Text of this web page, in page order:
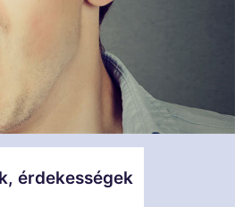
érdekességek